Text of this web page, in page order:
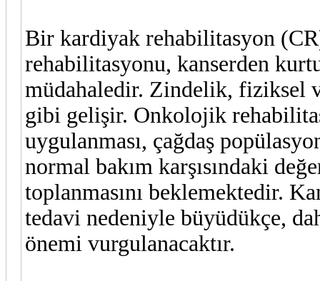
Bir kardiyak rehabilitasyon
rehabilitasyonu, kanserden
müdahaledir. Zindelik, fiziksel
gibi gelişir. Onkolojik
uygulanması, çağdaş
normal bakım karşısındaki
toplanmasını beklemektedir.
tedavi nedeniyle büyüdükçe,
önemi vurgulanacaktır.